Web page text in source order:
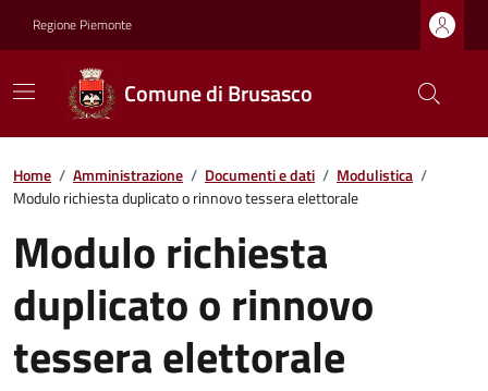
Regione Piemonte
Comune di Brusasco
Home / Amministrazione / Documenti e dati / Modulistica /
Modulo richiesta duplicato o rinnovo tessera elettorale
Modulo richiesta
duplicato o rinnovo
tessera elettorale